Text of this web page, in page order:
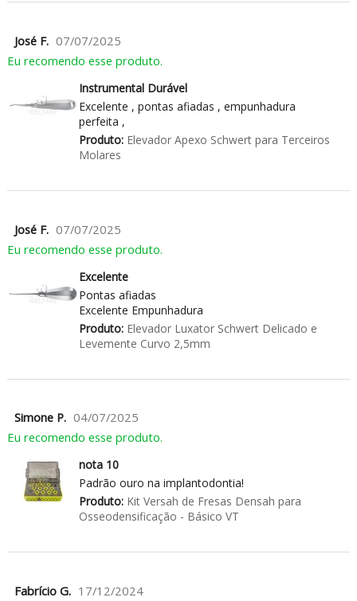
José F. 07/07/2025
Eu recomendo esse produto.
Instrumental Durável
Excelente , pontas afiadas , empunhadura
perfeita ,
Produto:Elevador Apexo Schwert para Terceiros
Molares
José F. 07/07/2025
Eu recomendo esse produto.
Excelente
Pontas afiadas
Excelente Empunhadura
Produto:Elevador Luxator Schwert Delicado e
Levemente Curvo 2,5mm
Simone P. 04/07/2025
Eu recomendo esse produto.
nota 10
Padrão ouro na implantodontia!
Produto:Kit Versah de Fresas Densah para
Osseodensificação - Básico VT
Fabrício G. 17/12/2024